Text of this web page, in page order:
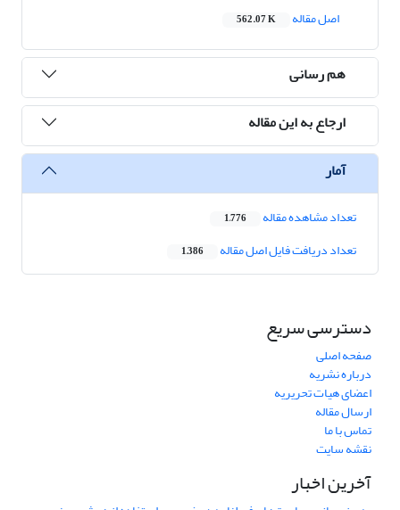
اصل مقاله
562.07 K
هم رسانی
ارجاع به این مقاله
آمار
تعداد مشاهده مقاله 1,776
تعداد دریافت فایل اصل مقاله 1,386
دسترسی سریع
صفحه اصلی
درباره نشریه
اعضای هیات تحریریه
ارسال مقاله
تماس با ما
نقشه سایت
آخرین اخبار